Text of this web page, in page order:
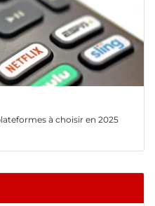
à choisir en 2025